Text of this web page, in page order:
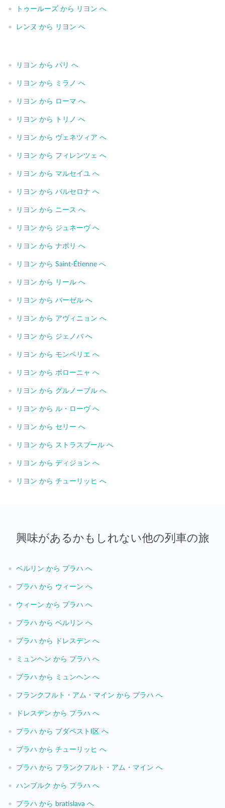
• トゥールーズ から リヨン へ
• レンヌ から リヨン へ
• リヨン から パリ へ
• リヨン から ミラノ へ
• リヨン から ローマ へ
• リヨン から トリノ へ
• リヨン から ヴェネツィア へ
• リヨン から フィレンツェ へ
• リヨン から マルセイユ へ
• リヨン から バルセロナ へ
• リヨン から ニース へ
• リヨン から ジュネーヴ へ
• リヨン から ナポリ へ
• リヨン から Saint-Étienne へ
• リヨン から リール へ
• リヨン から バーゼル へ
• リヨン から アヴィニョン へ
• リヨン から ジェノバ へ
• リヨン から モンペリエ へ
• リヨン から ボローニャ へ
• リヨン から グルノーブル へ
• リヨン から ル・ローヴ へ
• リヨン から セリー へ
• リヨン から ストラスブール へ
• リヨン から ディジョン へ
• リヨン から チューリッヒ へ
興味があるかもしれない他の列車の旅
• ベルリン から プラハ へ
• プラハ から ウィーン へ
• ウィーン から プラハ へ
• プラハ から ベルリン へ
• プラハ から ドレスデン へ
• ミュンヘン から プラハ へ
• プラハ から ミュンヘン へ
• フランクフルト・アム・マイン から プラハ へ
• ドレスデン から プラハ へ
• プラハ から ブダペストI区 へ
• プラハ から チューリッヒ へ
• プラハ から フランクフルト・アム・マイン へ
• ハンブルク から プラハ へ
• プラハ から bratislava へ